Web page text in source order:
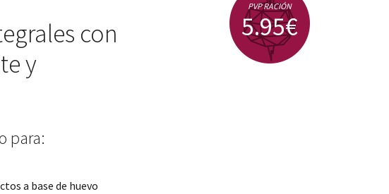
con
y
para:
a base de huevo
PVP RACIÓN
5.95€